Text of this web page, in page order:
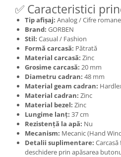
✅ Caracteristici
Tip afișaj: Analog / Cifre romane
Brand: GORBEN
Stil: Casual / Fashion
Formă carcasă: Pătrată
Material carcasă: Zinc
Grosime carcasă: 20 mm
Diametru cadran: 48 mm
Material geam cadran:
Material cadran: Zinc
Material bezel: Zinc
Lungime lanț: 37 cm
Rezistență la apă: Nu
Mecanism: Mecanic (Hand
Detalii suplimentare:
deschidere prin apăsarea